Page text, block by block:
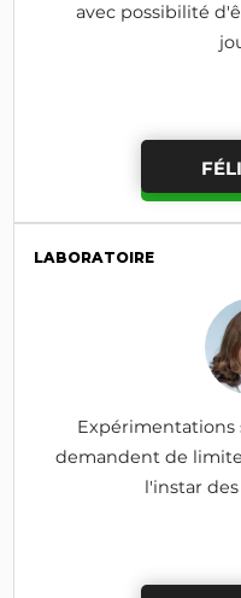
avec possibilité
LABORATOIRE
Expérimentations
demandent de
l'instar